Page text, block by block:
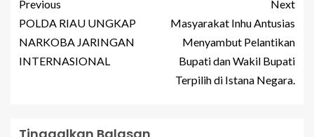
Previous
POLDA RIAU UNGKAP
NARKOBA JARINGAN
INTERNASIONAL
Next
Masyarakat Inhu Antusias
Menyambut Pelantikan
Bupati dan Wakil Bupati
Terpilih di Istana Negara.